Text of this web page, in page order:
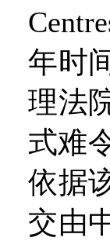
年时
理法
式难
依据
交由